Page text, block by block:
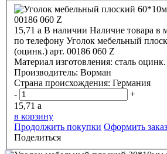
15,71 a В наличии Наличие товара в
по телефону Уголок мебельный
(оцинк.) арт. 00186 060 Z
Материал изготовления: сталь оцинк.
Производитель: Ворман
Страна происхождения: Германия
-
+
15,71 a
в корзину
Продолжить покупки Оформить заказ
Поделиться